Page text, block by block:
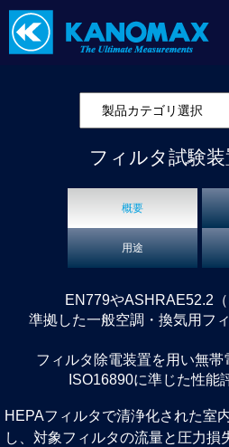
フィルタ試験装
概要
用途
EN779やASHRAE52.2
準拠した一般空調・換気用フ
フィルタ除電装置を用い無帯
ISO16890に準じた性能
HEPAフィルタで清浄化された室
し、対象フィルタの流量と圧力損